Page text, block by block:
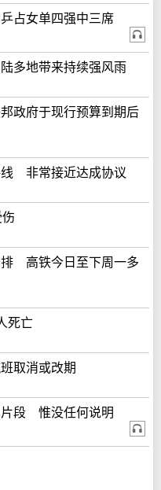
占女单四强中三席
多地带来持续强风雨
政府于现行预算到期后
线 非常接近达成协议
排 高铁今日至下周一多
死亡
取消或改期
片段 惟没任何说明